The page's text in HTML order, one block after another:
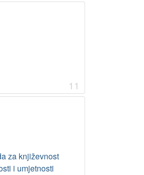
11
za književnost
i umjetnosti